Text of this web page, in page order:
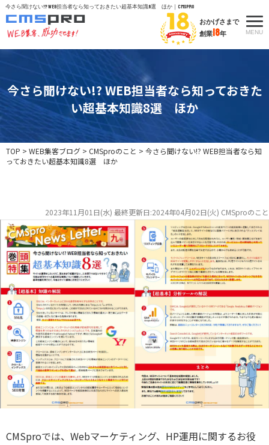
今さら聞けない!? WEB担当者なら知っておきたい超基本知識8選 ほか｜CMSpro
おかげさまで
創業18年 MENU
今さら聞けない!? WEB担当者なら知っておきた
い超基本知識8選 ほか
TOP > WEB集客ブログ > CMSproのこと > 今さら聞けない!? WEB担当者なら知
っておきたい超基本知識8選 ほか
2023年11月01日(水) 最終更新日:2024年04月02日(火) CMSproのこと
CMSproでは、Webマーケティング、HP運用に関するお役